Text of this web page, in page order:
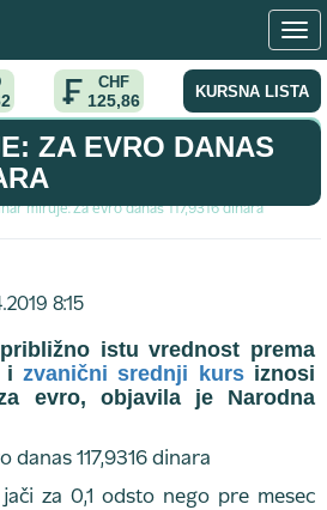
CHF
125,86 KURSNA LISTA
VALUTA
miruje: Za evro danas 117,9316 dinara
ZA EVRO DANAS
8:15
istu vrednost prema
i zvanični srednji kursiznosi
evro, objavila je Narodna
za 0,1 odsto nego pre mesec